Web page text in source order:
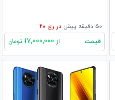
50 دقیقه پیش در ری 20
قیمت از تومان